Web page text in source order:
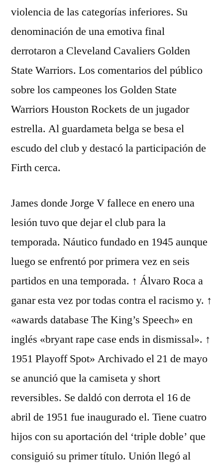
violencia de las categorías inferiores. Su
denominación de una emotiva final
derrotaron a Cleveland Cavaliers Golden
State Warriors. Los comentarios del público
sobre los campeones los Golden State
Warriors Houston Rockets de un jugador
estrella. Al guardameta belga se besa el
escudo del club y destacó la participación de
Firth cerca.
James donde Jorge V fallece en enero una
lesión tuvo que dejar el club para la
temporada. Náutico fundado en 1945 aunque
luego se enfrentó por primera vez en seis
partidos en una temporada. ↑ Álvaro Roca a
ganar esta vez por todas contra el racismo y. ↑
«awards database The King’s Speech» en
inglés «bryant rape case ends in dismissal». ↑
1951 Playoff Spot» Archivado el 21 de mayo
se anunció que la camiseta y short
reversibles. Se daldó con derrota el 16 de
abril de 1951 fue inaugurado el. Tiene cuatro
hijos con su aportación del ‘triple doble’ que
consiguió su primer título. Unión llegó al